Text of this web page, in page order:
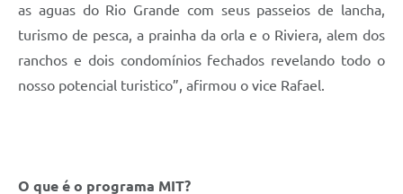
as aguas do Rio Grande com seus passeios de lancha,
turismo de pesca, a prainha da orla e o Riviera, alem dos
ranchos e dois condomínios fechados revelando todo o
nosso potencial turistico”, afirmou o vice Rafael.
O que é o programa MIT?